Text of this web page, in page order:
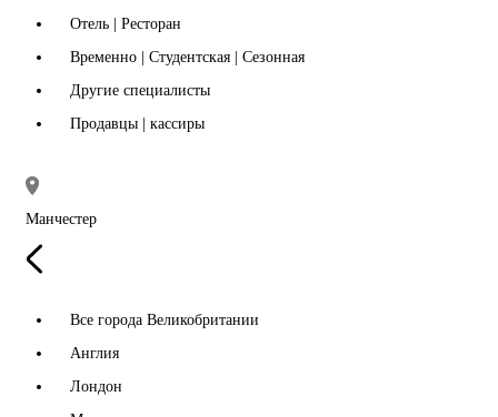
Отель | Ресторан
Временно | Студентская | Сезонная
Другие специалисты
Продавцы | кассиры
Манчестер
Все города Великобритании
Англия
Лондон